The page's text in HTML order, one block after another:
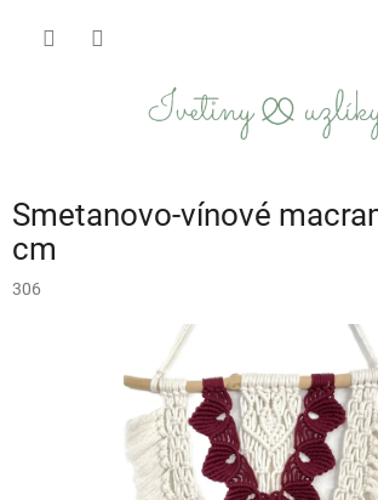
Smetanovo-vínové
cm
306